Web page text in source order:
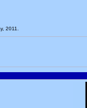
2011.